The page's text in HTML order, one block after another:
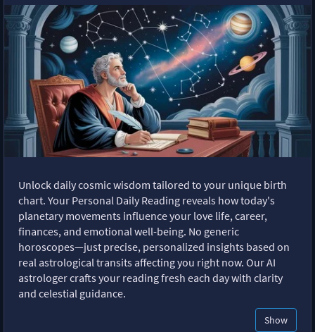
Unlock daily cosmic wisdom tailored to your unique birth
chart. Your Personal Daily Reading reveals how today's
planetary movements influence your love life, career,
finances, and emotional well-being. No generic
horoscopes—just precise, personalized insights based on
real astrological transits affecting you right now. Our AI
astrologer crafts your reading fresh each day with clarity
and celestial guidance.
Show